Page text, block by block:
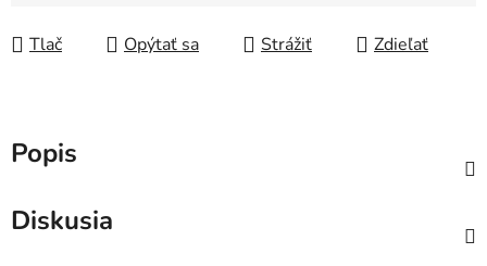
Tlač
Opýtať sa Strážiť Zdieľať
Popis
Diskusia